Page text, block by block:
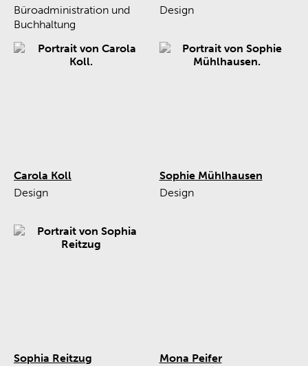
Büroadministration und
Buchhaltung
Design
Carola Koll
Design
Sophie Mühlhausen
Design
Sophia Reitzug
Mona Peifer